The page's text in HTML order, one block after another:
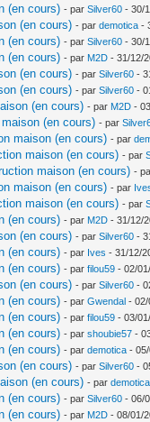
(en cours) - parSilver60 - 30/
(en cours) - pardemotica -
(en cours) - parSilver60 - 30/
(en cours) - par M2D - 31/12/
(en cours) - parSilver60 -
(en cours) - parSilver60 -
(en cours) - par M2D -
(en cours) - par
maison (en cours) - par
maison (en cours) - par
maison (en cours) -
maison (en cours) - par
maison (en cours) - par
(en cours) - par M2D - 31/12/
(en cours) - parSilver60 -
(en cours) - par Ives - 31/12/
(en cours) - parfilou59 - 02/
(en cours) - parSilver60 -
(en cours) - parGwendal - 02/
(en cours) - parfilou59 - 03/
(en cours) - parshoubie57 -
(en cours) - pardemotica -
(en cours) - parSilver60 -
(en cours) - pardemotica
(en cours) - parSilver60 - 06/
(en cours) - par M2D - 08/01/